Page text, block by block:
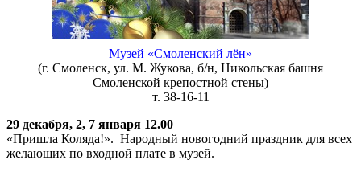
Музей «Смоленский лён»
(г. Смоленск, ул. М. Жукова, б/н, Никольская башня
Смоленской крепостной стены)
т. 38-16-11
29 декабря, 2, 7 января 12.00
«Пришла Коляда!». Народный новогодний праздник для всех
желающих по входной плате в музей.